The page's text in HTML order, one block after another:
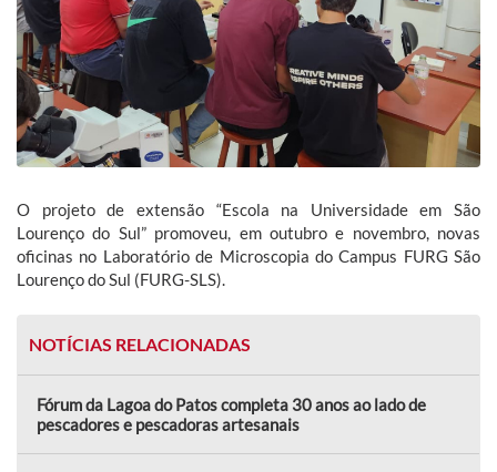
O projeto de extensão “Escola na Universidade em São
Lourenço do Sul” promoveu, em outubro e novembro, novas
oficinas no Laboratório de Microscopia do Campus FURG São
Lourenço do Sul (FURG-SLS).
NOTÍCIAS RELACIONADAS
Fórum da Lagoa do Patos completa 30 anos ao lado de
pescadores e pescadoras artesanais